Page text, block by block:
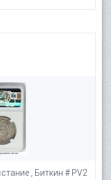
, Биткин # PV2